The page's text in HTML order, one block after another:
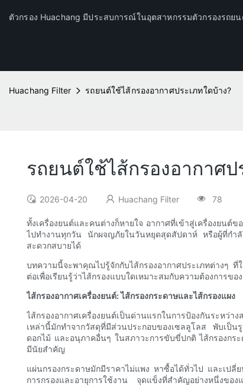
ตัวกรอง Huachang มีประสบการณ์ในอุตสาหกรรมตัวกรองรถย
Huachang Filter รถยนต์ใช้ไส้กรองอากาศประเภทใดบ้าง?
รถยนต์ใช้ไส้กรองอากาศป
2026-04-20 Huachang Filter 78
ทั้งเครื่องยนต์และคนต่างก็หายใจ อากาศที่เข้าสู่เครื่องยน
ไปทำงานทุกวัน นักผจญภัยในวันหยุดสุดสัปดาห์ หรือผู้ที่กำลั
สะดวกสบายได้
บทความนี้จะพาคุณไปรู้จักกับไส้กรองอากาศประเภทต่างๆ
ต่อเพื่อเรียนรู้ว่าไส้กรองแบบใดเหมาะสมกับความต้องการ
ไส้กรองอากาศเครื่องยนต์: ไส้กรองกระดาษและไส้กรองแผง
ไส้กรองอากาศเครื่องยนต์เป็นด่านแรกในการป้องกันระห
เหล่านี้มักทำจากวัสดุที่มีส่วนประกอบของเซลลูโลส พับเป็
ดอกไม้ และอนุภาคอื่นๆ ในสภาวะการขับขี่ปกติ ไส้กรองกระ
มีนัยสำคัญ
แผ่นกรองกระดาษมักมีราคาไม่แพง หาซื้อได้ทั่วไป และเป
การกรองและอายุการใช้งาน จุดแข็งที่สำคัญอย่างหนึ่งขอ